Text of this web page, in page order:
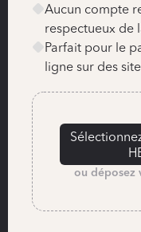
Aucun compte
respectueux de
Parfait pour le
ligne sur des
ou déposez